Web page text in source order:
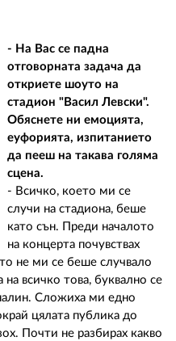
- На Вас се падна
отговорната задача да
откриете шоуто на
стадион "Васил Левски".
Обяснете ни емоцията,
еуфорията, изпитанието
да пееш на такава голяма
сцена.
- Всичко, което ми се
случи на стадиона, беше
като сън. Преди началото
на концерта почувствах
не ми се беше случвало
всичко това, буквално се
Сложиха ми едно
цялата публика до
Почти не разбирах какво